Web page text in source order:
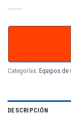
Categorías: Equipos de
DESCRIPCIÓN